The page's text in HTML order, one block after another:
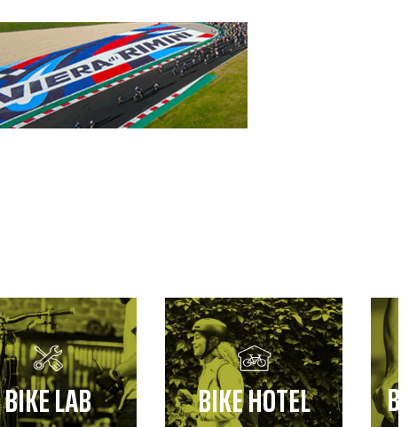
BIKE LAB BIKE HOTEL